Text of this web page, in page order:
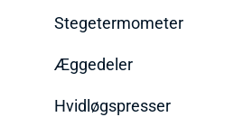
Stegetermometer
Æggedeler
Hvidløgspresser